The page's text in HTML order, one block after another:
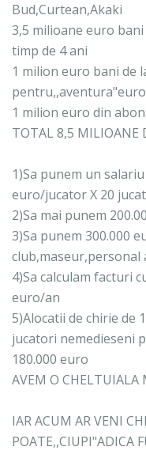
Bud,Curtean,Akaki
3,5 milioane euro
timp de 4 ani
1 milion euro bani de
1 milion euro din
TOTAL 8,5 MILIOANE
1)Sa punem un
euro/jucator X 20
2)Sa mai punem
3)Sa punem 300.000
club,maseur,personal
4)Sa calculam facturi
euro/an
5)Alocatii de chirie de
jucatori nemedieseni
180.000 euro
AVEM O CHELTUIALA
IAR ACUM AR VENI
POATE,,CIUPI"ADICA